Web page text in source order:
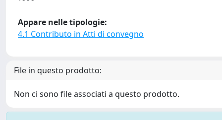
Appare nelle tipologie:
4.1 Contributo in Atti di convegno
File in questo prodotto:
Non ci sono file associati a questo prodotto.